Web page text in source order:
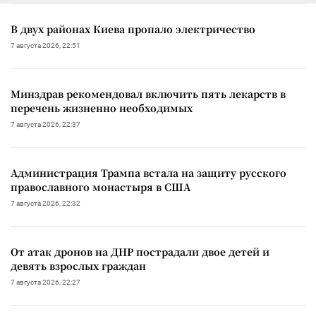
В двух районах Киева пропало электричество
7 августа 2026, 22:51
Минздрав рекомендовал включить пять лекарств в
перечень жизненно необходимых
7 августа 2026, 22:37
Администрация Трампа встала на защиту русского
православного монастыря в США
7 августа 2026, 22:32
От атак дронов на ДНР пострадали двое детей и
девять взрослых граждан
7 августа 2026, 22:27